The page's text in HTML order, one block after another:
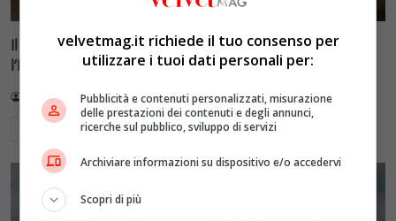
Il caso di Avetrana: la storia del delitto che sconvolse
l’Italia
Redazione VelvetMAG 3 Agosto 2026
velvetmag.it richiede il tuo consenso per
utilizzare i tuoi dati personali per:
Pubblicità e contenuti personalizzati, misurazione
delle prestazioni dei contenuti e degli annunci,
ricerche sul pubblico, sviluppo di servizi
Archiviare informazioni su dispositivo e/o accedervi
Scopri di più